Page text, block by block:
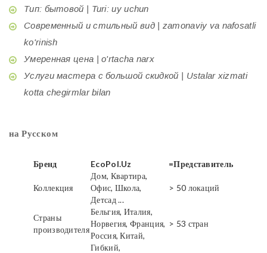
Тип: бытовой | Turi: uy uchun
Современный и стильный вид | zamonaviy va nafosatli
ko'rinish
Умеренная цена | o'rtacha narx
Услуги мастера с большой скидкой | Ustalar xizmati
kotta chegirmlar bilan
на Русском
Бренд EcoPol.Uz =Представитель
Коллекция
Дом, Квартира,
Офис, Школа,
Детсад ...
> 50 локаций
Страны
производителя
Бельгия, Италия,
Норвегия, Франция,
Россия, Китай,
> 53 стран
Гибкий,